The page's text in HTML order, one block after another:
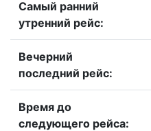
Самый ранний
утренний рейс:
Вечерний
последний рейс:
Время до
следующего рейса: